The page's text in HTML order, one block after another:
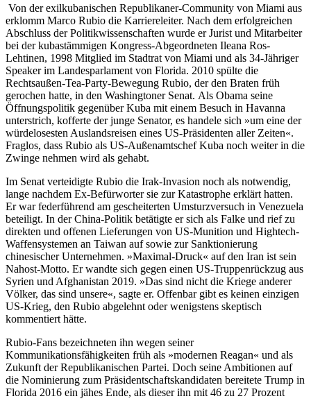
Von der exilkubanischen Republikaner-Community von Miami aus
erklomm Marco Rubio die Karriereleiter. Nach dem erfolgreichen
Abschluss der Politikwissenschaften wurde er Jurist und Mitarbeiter
bei der kubastämmigen Kongress-Abgeordneten Ileana Ros-
Lehtinen, 1998 Mitglied im Stadtrat von Miami und als 34-Jähriger
Speaker im Landesparlament von Florida. 2010 spülte die
Rechtsaußen-Tea-Party-Bewegung Rubio, der den Braten früh
gerochen hatte, in den Washingtoner Senat. Als Obama seine
Öffnungspolitik gegenüber Kuba mit einem Besuch in Havanna
unterstrich, kofferte der junge Senator, es handele sich »um eine der
würdelosesten Auslandsreisen eines US-Präsidenten aller Zeiten«.
Fraglos, dass Rubio als US-Außenamtschef Kuba noch weiter in die
Zwinge nehmen wird als gehabt.
Im Senat verteidigte Rubio die Irak-Invasion noch als notwendig,
lange nachdem Ex-Befürworter sie zur Katastrophe erklärt hatten.
Er war federführend am gescheiterten Umsturzversuch in Venezuela
beteiligt. In der China-Politik betätigte er sich als Falke und rief zu
direkten und offenen Lieferungen von US-Munition und Hightech-
Waffensystemen an Taiwan auf sowie zur Sanktionierung
chinesischer Unternehmen. »Maximal-Druck« auf den Iran ist sein
Nahost-Motto. Er wandte sich gegen einen US-Truppenrückzug aus
Syrien und Afghanistan 2019. »Das sind nicht die Kriege anderer
Völker, das sind unsere«, sagte er. Offenbar gibt es keinen einzigen
US-Krieg, den Rubio abgelehnt oder wenigstens skeptisch
kommentiert hätte.
Rubio-Fans bezeichneten ihn wegen seiner
Kommunikationsfähigkeiten früh als »modernen Reagan« und als
Zukunft der Republikanischen Partei. Doch seine Ambitionen auf
die Nominierung zum Präsidentschaftskandidaten bereitete Trump in
Florida 2016 ein jähes Ende, als dieser ihn mit 46 zu 27 Prozent